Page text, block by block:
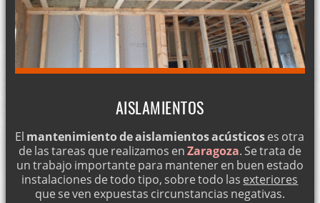
AISLAMIENTOS
El mantenimiento de aislamientos acústicoses otra
de las tareas que realizamos enZaragoza. Se trata de
un trabajo importante para mantener en buen estado
instalaciones de todo tipo, sobre todo las exteriores
que se ven expuestas circunstancias negativas.